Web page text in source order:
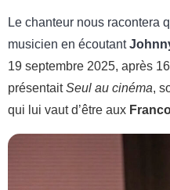
Le chanteur nous racontera
musicien en écoutant
19 septembre 2025, après
présentaitSeul au cinéma,
qui lui vaut d’être aux